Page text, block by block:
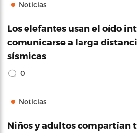
Noticias
Los elefantes usan el oído
comunicarse a larga
sísmicas
0
Noticias
Niños y adultos compartían